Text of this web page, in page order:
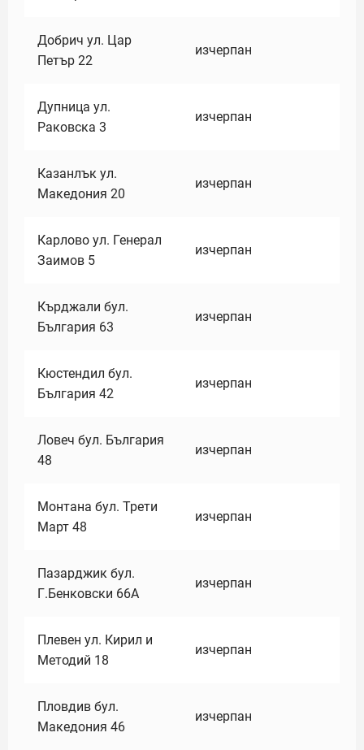
Добрич ул. Цар
Петър 22
изчерпан
Дупница ул.
Раковска 3
изчерпан
Казанлък ул.
Македония 20
изчерпан
Карлово ул. Генерал
Заимов 5
изчерпан
Кърджали бул.
България 63
изчерпан
Кюстендил бул.
България 42
изчерпан
Ловеч бул. България
48
изчерпан
Монтана бул. Трети
Март 48
изчерпан
Пазарджик бул.
Г.Бенковски 66А
изчерпан
Плевен ул. Кирил и
Методий 18
изчерпан
Пловдив бул.
Македония 46
изчерпан